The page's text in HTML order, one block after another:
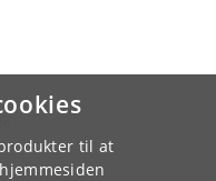
til at